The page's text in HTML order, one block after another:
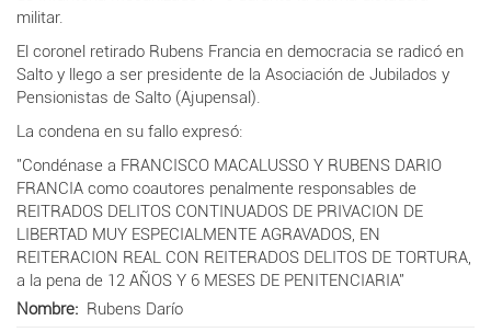
militar.
El coronel retirado Rubens Francia en democracia se radicó en
Salto y llego a ser presidente de la Asociación de Jubilados y
Pensionistas de Salto (Ajupensal).
La condena en su fallo expresó:
"Condénase a FRANCISCO MACALUSSO Y RUBENS DARIO
FRANCIA como coautores penalmente responsables de
REITRADOS DELITOS CONTINUADOS DE PRIVACION DE
LIBERTAD MUY ESPECIALMENTE AGRAVADOS, EN
REITERACION REAL CON REITERADOS DELITOS DE TORTURA,
a la pena de 12 AÑOS Y 6 MESES DE PENITENCIARIA"
Nombre
Rubens Darío